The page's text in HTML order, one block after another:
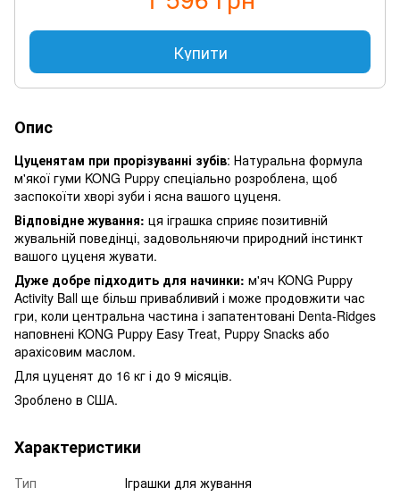
Купити
Опис
Цуценятам при прорізуванні зубів: Натуральна формула
м'якої гуми KONG Puppy спеціально розроблена, щоб
заспокоїти хворі зуби і ясна вашого цуценя.
Відповідне жування: ця іграшка сприяє позитивній
жувальній поведінці, задовольняючи природний інстинкт
вашого цуценя жувати.
Дуже добре підходить для начинки: м'яч KONG Puppy
Activity Ball ще більш привабливий і може продовжити час
гри, коли центральна частина і запатентовані Denta-Ridges
наповнені KONG Puppy Easy Treat, Puppy Snacks або
арахісовим маслом.
Для цуценят до 16 кг і до 9 місяців.
Зроблено в США.
Характеристики
Тип
Іграшки для жування